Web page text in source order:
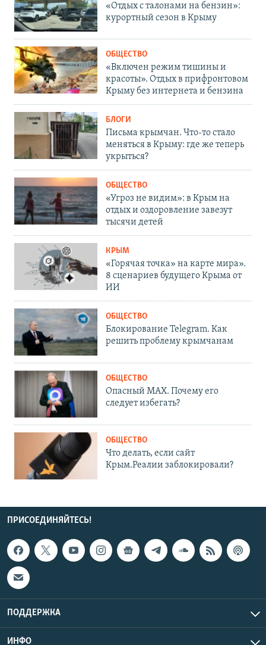
«Отдых с талонами на бензин»:
курортный сезон в Крыму
ОБЩЕСТВО
«Включен режим тишины и
красоты». Отдых в прифронтовом
Крыму без интернета и бензина
БЛОГИ
Письма крымчан. Что-то стало
меняться в Крыму: где же теперь
укрыться?
ОБЩЕСТВО
«Угроз не видим»: в Крым на
отдых и оздоровление завезут
тысячи детей
КРЫМ
«Горячая точка» на карте мира».
8 сценариев будущего Крыма от
ИИ
ОБЩЕСТВО
Блокирование Telegram. Как
решить проблему крымчанам
ОБЩЕСТВО
Опасный MAX. Почему его
следует избегать?
ОБЩЕСТВО
Что делать, если сайт
Крым.Реалии заблокировали?
ПРИСОЕДИНЯЙТЕСЬ!
ПОДДЕРЖКА
ИНФО